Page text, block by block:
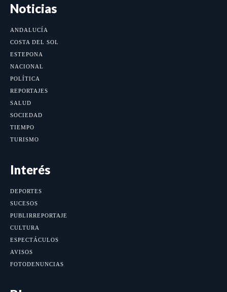
Noticias
ANDALUCÍA
COSTA DEL SOL
ESTEPONA
NACIONAL
POLÍTICA
REPORTAJES
SALUD
SOCIEDAD
TIEMPO
TURISMO
Interés
DEPORTES
SUCESOS
PUBLIRREPORTAJE
CULTURA
ESPECTÁCULOS
AVISOS
FOTODENUNCIAS